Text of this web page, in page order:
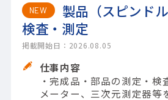
NEW
製品（スピンドル
検査・測定
掲載開始日：2026.08.05
仕事内容
・完成品・部品の測定・検
メーター、三次元測定器等